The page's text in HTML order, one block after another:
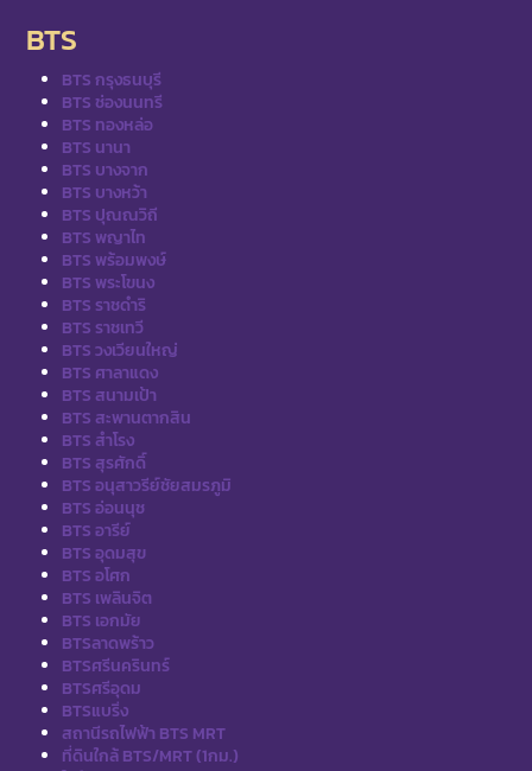
BTS
BTS กรุงธนบุรี
BTS ช่องนนทรี
BTS ทองหล่อ
BTS นานา
BTS บางจาก
BTS บางหว้า
BTS ปุณณวิถี
BTS พญาไท
BTS พร้อมพงษ์
BTS พระโขนง
BTS ราชดำริ
BTS ราชเทวี
BTS วงเวียนใหญ่
BTS ศาลาแดง
BTS สนามเป้า
BTS สะพานตากสิน
BTS สำโรง
BTS สุรศักดิ์
BTS อนุสาวรีย์ชัยสมรภูมิ
BTS อ่อนนุช
BTS อารีย์
BTS อุดมสุข
BTS อโศก
BTS เพลินจิต
BTS เอกมัย
BTSลาดพร้าว
BTSศรีนครินทร์
BTSศรีอุดม
BTSแบริ่ง
สถานีรถไฟฟ้า BTS MRT
ที่ดินใกล้ BTS/MRT (1กม.)